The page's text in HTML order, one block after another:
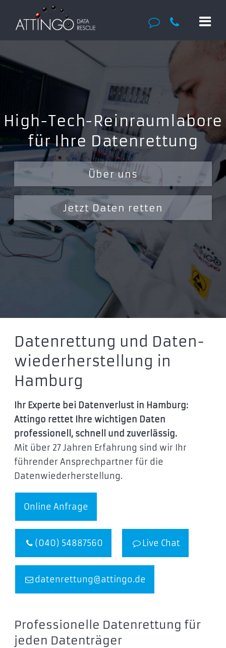
High-Tech-Reinraumlabore
für Ihre Datenrettung
Über uns
Jetzt Daten retten
Datenrettung und Daten­
wieder­herstellung in
Hamburg
Ihr Experte bei Datenverlust in Hamburg:
Attingo rettet Ihre wichtigen Daten
professionell, schnell und zuverlässig.
Mit über 27 Jahren Erfahrung sind wir Ihr
führender Ansprechpartner für die
Datenwiederherstellung.
Online Anfrage
(040) 54887560 Live Chat
datenrettung@attingo.de
Professionelle Datenrettung für
jeden Datenträger